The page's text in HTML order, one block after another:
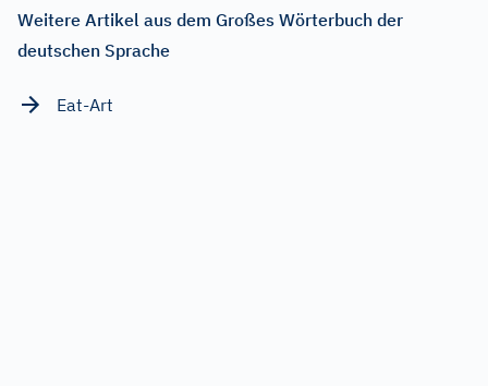
Weitere Artikel aus dem Großes Wörterbuch der
deutschen Sprache
Eat-Art